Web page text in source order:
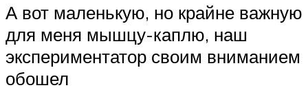
А вот маленькую, но крайне важную
для меня мышцу-каплю, наш
экспериментатор своим вниманием
обошел